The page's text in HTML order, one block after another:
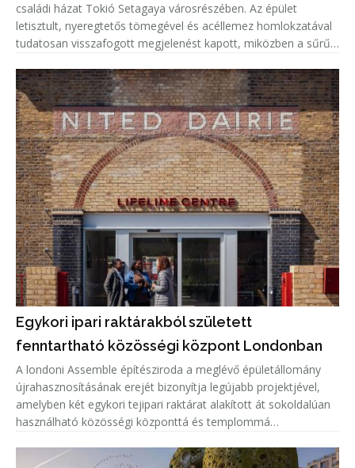
családi házat Tokió Setagaya városrészében. Az épület
letisztult, nyeregtetős tömegével és acéllemez homlokzatával
tudatosan visszafogott megjelenést kapott, miközben a sűrűn
privá
Egykori ipari raktárakból született
fenntartható közösségi központ Londonban
A londoni Assemble építésziroda a meglévő épületállomány
újrahasznosításának erejét bizonyítja legújabb projektjével,
amelyben két egykori tejipari raktárat alakított át sokoldalúan
használható közösségi központtá és templommá
Church és a Community